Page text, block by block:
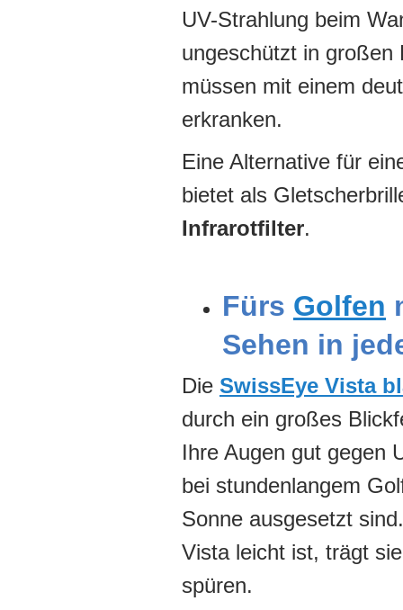
UV-Strahlung beim
ungeschützt in großen
müssen mit einem
erkranken.
Eine Alternative für
bietet als
Infrarotfilter.
Fürs Golfen
Sehen in
Die SwissEye Vista
durch ein großes
Ihre Augen gut gegen
bei stundenlangem
Sonne ausgesetzt
Vista leicht ist, trägt
spüren.